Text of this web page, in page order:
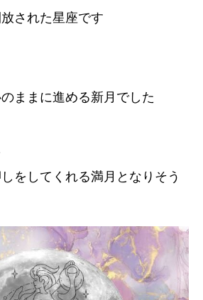
された星座です
ままに進める新月でした
をしてくれる満月となりそう